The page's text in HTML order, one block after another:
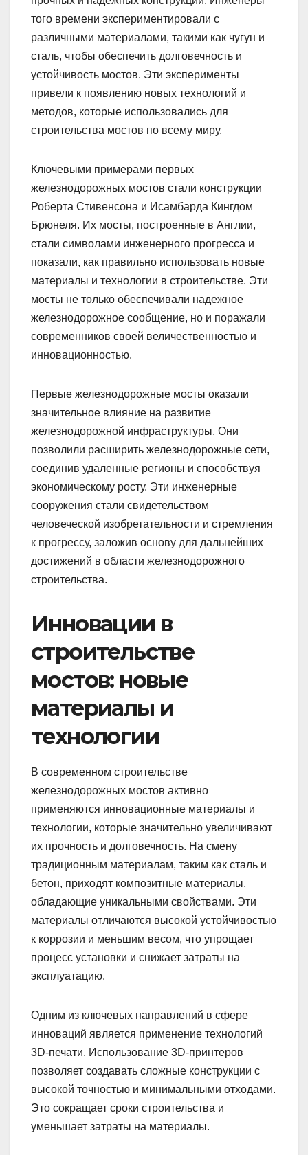
того времени экспериментировали с
различными материалами, такими как чугун и
сталь, чтобы обеспечить долговечность и
устойчивость мостов. Эти эксперименты
привели к появлению новых технологий и
методов, которые использовались для
строительства мостов по всему миру.
Ключевыми примерами первых
железнодорожных мостов стали конструкции
Роберта Стивенсона и Исамбарда Кингдом
Брюнеля. Их мосты, построенные в Англии,
стали символами инженерного прогресса и
показали, как правильно использовать новые
материалы и технологии в строительстве. Эти
мосты не только обеспечивали надежное
железнодорожное сообщение, но и поражали
современников своей величественностью и
инновационностью.
Первые железнодорожные мосты оказали
значительное влияние на развитие
железнодорожной инфраструктуры. Они
позволили расширить железнодорожные сети,
соединив удаленные регионы и способствуя
экономическому росту. Эти инженерные
сооружения стали свидетельством
человеческой изобретательности и стремления
к прогрессу, заложив основу для дальнейших
достижений в области железнодорожного
строительства.
Инновации в
строительстве
мостов: новые
материалы и
технологии
В современном строительстве
железнодорожных мостов активно
применяются инновационные материалы и
технологии, которые значительно увеличивают
их прочность и долговечность. На смену
традиционным материалам, таким как сталь и
бетон, приходят композитные материалы,
обладающие уникальными свойствами. Эти
материалы отличаются высокой устойчивостью
к коррозии и меньшим весом, что упрощает
процесс установки и снижает затраты на
эксплуатацию.
Одним из ключевых направлений в сфере
инноваций является применение технологий
3D-печати. Использование 3D-принтеров
позволяет создавать сложные конструкции с
высокой точностью и минимальными отходами.
Это сокращает сроки строительства и
уменьшает затраты на материалы.